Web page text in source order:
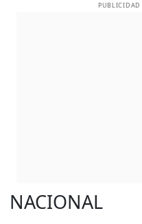
PUBLICIDAD
NACIONAL